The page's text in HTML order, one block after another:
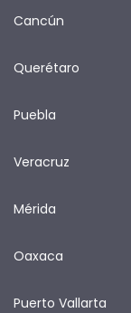
Cancún
Querétaro
Puebla
Veracruz
Mérida
Oaxaca
Puerto Vallarta